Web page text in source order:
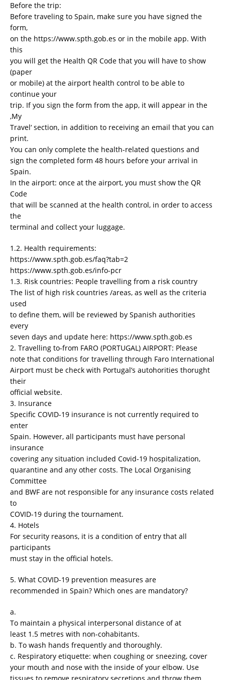
Before the trip:
Before traveling to Spain, make sure you have signed the
form,
on the https://www.spth.gob.es or in the mobile app. With
this
you will get the Health QR Code that you will have to show
(paper
or mobile) at the airport health control to be able to
continue your
trip. If you sign the form from the app, it will appear in the
‚My
Travel‘ section, in addition to receiving an email that you can
print.
You can only complete the health-related questions and
sign the completed form 48 hours before your arrival in
Spain.
In the airport: once at the airport, you must show the QR
Code
that will be scanned at the health control, in order to access
the
terminal and collect your luggage.
1.2. Health requirements:
https://www.spth.gob.es/faq?tab=2
https://www.spth.gob.es/info-pcr
1.3. Risk countries: People travelling from a risk country
The list of high risk countries /areas, as well as the criteria
used
to define them, will be reviewed by Spanish authorities
every
seven days and update here: https://www.spth.gob.es
2. Travelling to-from FARO (PORTUGAL) AIRPORT: Please
note that conditions for travelling through Faro International
Airport must be check with Portugal’s autohorities thorught
their
official website.
3. Insurance
Specific COVID-19 insurance is not currently required to
enter
Spain. However, all participants must have personal
insurance
covering any situation included Covid-19 hospitalization,
quarantine and any other costs. The Local Organising
Committee
and BWF are not responsible for any insurance costs related
to
COVID-19 during the tournament.
4. Hotels
For security reasons, it is a condition of entry that all
participants
must stay in the official hotels.
5. What COVID-19 prevention measures are
recommended in Spain? Which ones are mandatory?
a.
To maintain a physical interpersonal distance of at
least 1.5 metres with non-cohabitants.
b. To wash hands frequently and thoroughly.
c. Respiratory etiquette: when coughing or sneezing, cover
your mouth and nose with the inside of your elbow. Use